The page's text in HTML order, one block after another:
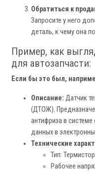
Обратиться к
Запросите у него
деталь, к чему она
Пример, как
для автозапчасти:
Если бы это был,
Описание: Датчик
(ДТОЖ).
антифриза в
данных в
Технические
Тип:
Рабочее